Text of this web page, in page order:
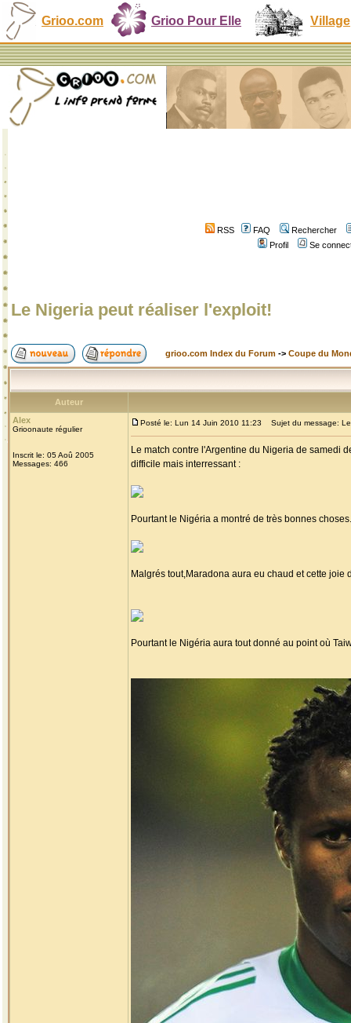
Grioo.com Grioo Pour Elle Village
RSS FAQ
Rechercher
Profil
Se
Le Nigeria peut réaliser l'exploit!
grioo.com Index du Forum -> Coupe du
Auteur
Alex
Grioonaute régulier
Inscrit le: 05 Aoû 2005
Messages: 466
Posté le: Lun 14 Juin 2010 11:23 Sujet du message:
Le match contre l'Argentine du Nigeria de samedi
difficile mais interressant :
Pourtant le Nigéria a montré de très bonnes
Malgrés tout,Maradona aura eu chaud et cette
Pourtant le Nigéria aura tout donné au point où